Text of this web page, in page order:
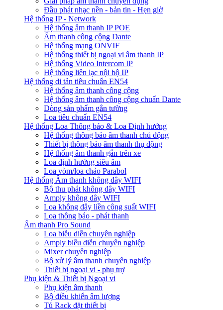
Đầu phát nhạc nền - bản tin - Hẹn giờ
Hệ thống IP - Network
Hệ thống âm thanh IP POE
Âm thanh công cộng Dante
Hệ thống mạng ONVIF
Hệ thống thiết bị ngoại vi âm thanh IP
Hệ thống Video Intercom IP
Hệ thống liên lạc nội bộ IP
Hệ thống di tản tiêu chuẩn EN54
Hệ thống âm thanh công cộng
Hệ thống âm thanh công cộng chuẩn Dante
Dòng sản phẩm gắn tường
Loa tiêu chuẩn EN54
Hệ thống Loa Thông báo & Loa Định hướng
Hệ thống thông báo âm thanh chủ động
Thiết bị thông báo âm thanh thụ động
Hệ thống âm thanh gắn trên xe
Loa định hướng siêu âm
Loa vòm/loa chảo Parabol
Hệ thống Âm thanh không dây WIFI
Bộ thu phát không dây WIFI
Amply không dây WIFI
Loa không dây liền công suất WIFI
Loa thông báo - phát thanh
Âm thanh Pro Sound
Loa biễu diễn chuyên nghiệp
Amply biễu diễn chuyên nghiệp
Mixer chuyên nghiệp
Bộ xử lý âm thanh chuyên nghiệp
Thiết bị ngoại vi - phụ trợ
Phụ kiện & Thiết bị Ngoại vi
Phụ kiện âm thanh
Bộ điều khiển âm lượng
Tủ Rack đặt thiết bị